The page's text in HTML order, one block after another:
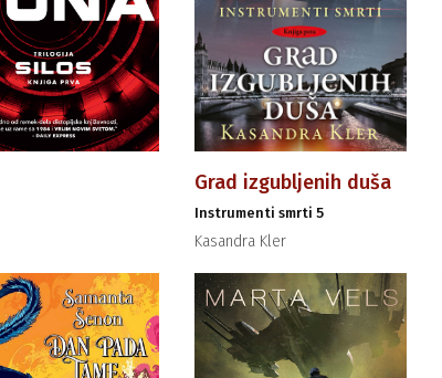
Grad izgubljenih duša
Instrumenti smrti 5
Kasandra Kler